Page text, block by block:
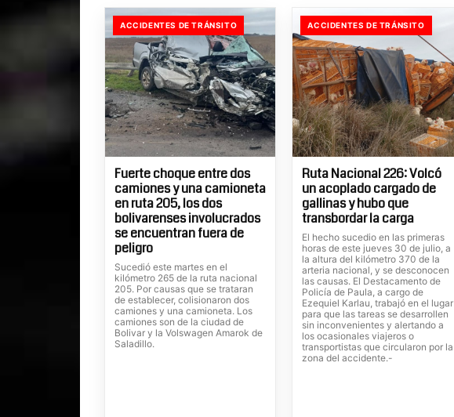
ACCIDENTES DE TRÁNSITO
Fuerte choque entre dos
camiones y una camioneta
en ruta 205, los dos
bolivarenses involucrados
se encuentran fuera de
peligro
Sucedió este martes en el
kilómetro 265 de la ruta nacional
205. Por causas que se trataran
de establecer, colisionaron dos
camiones y una camioneta. Los
camiones son de la ciudad de
Bolivar y la Volswagen Amarok de
Saladillo.
ACCIDENTES DE TRÁNSITO
Ruta Nacional 226: Volcó
un acoplado cargado de
gallinas y hubo que
transbordar la carga
El hecho sucedio en las primeras
horas de este jueves 30 de julio, a
la altura del kilómetro 370 de la
arteria nacional, y se desconocen
las causas. El Destacamento de
Policía de Paula, a cargo de
Ezequiel Karlau, trabajó en el lugar
para que las tareas se desarrollen
sin inconvenientes y alertando a
los ocasionales viajeros o
transportistas que circularon por la
zona del accidente.-